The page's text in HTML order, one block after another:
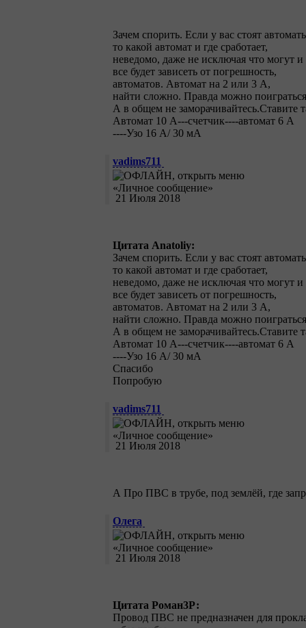
Зачем спорить. Если у вас стоят
то какой автомат и где сработает,
неведомо, даже не исключая что могут
все будет зависеть от погрешность,
автоматов. Автомат на 2 или 3 А,
найти сложно. Правда можно
А в общем не заморачивайтесь.Ставите
Автомат 10 А---счетчик----автомат 6 А
----Узо 16 А/ 30 мА
vadims711
21 Июля 2018
Цитата Anatoliy:
Зачем спорить. Если у вас стоят
то какой автомат и где сработает,
неведомо, даже не исключая что могут
все будет зависеть от погрешность,
автоматов. Автомат на 2 или 3 А,
найти сложно. Правда можно
А в общем не заморачивайтесь.Ставите
Автомат 10 А---счетчик----автомат 6 А
----Узо 16 А/ 30 мА
Спасибо
Попробую
vadims711
21 Июля 2018
А Про ПВС в трубе, под землёй, где
Олега
21 Июля 2018
Цитата Роман3Р:
Провод ПВС не предназначен для